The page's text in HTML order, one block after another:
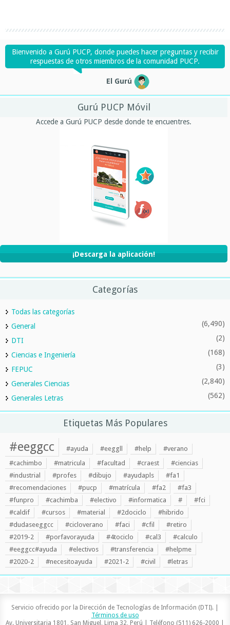
Bienvenido a Gurú PUCP, donde puedes hacer preguntas y recibir
respuestas de otros miembros de la comunidad PUCP.
El Gurú
Gurú PUCP Móvil
Accede a Gurú PUCP desde donde te encuentres.
¡Descarga la aplicación!
Categorías
Todas las categorías
General
(6,490)
DTI (2)
Ciencias e Ingeniería (168)
FEPUC (3)
Generales Ciencias (2,840)
Generales Letras (562)
Etiquetas Más Populares
#eeggcc #ayuda #eeggll #help
#verano
#cachimbo
#matricula #facultad #craest
#ciencias
#industrial
#profes #dibujo #ayudapls
#fa1
#recomendaciones
#pucp #matrícula #fa2
#fa3
#funpro
#cachimba #electivo #informatica #
#fci
#caldif
#cursos #material #2dociclo
#hibrido
#dudaseeggcc
#cicloverano #faci #cfil
#retiro
#2019-2
#porfavorayuda #4tociclo #cal3
#calculo
#eeggcc#ayuda
#electivos #transferencia
#helpme
#2020-2
#necesitoayuda #2021-2 #civil #letras
Servicio ofrecido por la Dirección de Tecnologías de Información (DTI). |
Términos de uso
Av. Universitaria 1801, San Miguel, Lima 32, Perú | Teléfono (511) 626-2000 |